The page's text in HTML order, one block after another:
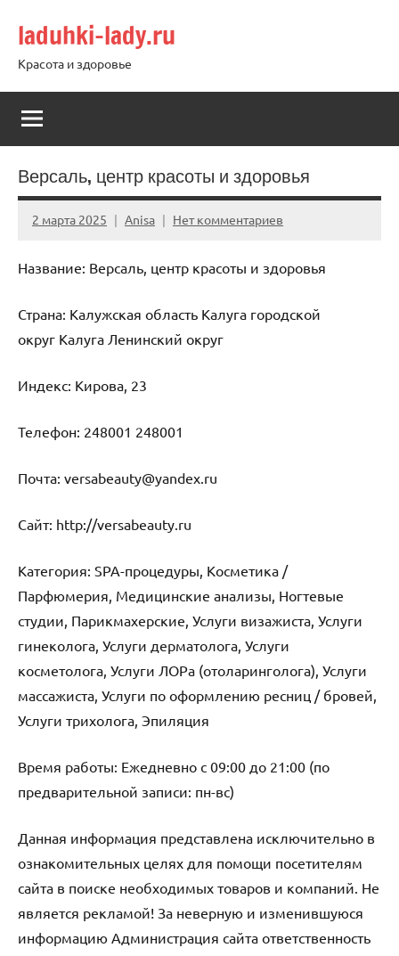
содержимому
laduhki-lady.ru
Красота и здоровье
Версаль, центр красоты и здоровья
2 марта 2025 Anisa Нет комментариев
Название: Версаль, центр красоты и здоровья
Страна: Калужская область Калуга городской
округ Калуга Ленинский округ
Индекс: Кирова, 23
Телефон: 248001 248001
Почта: versabeauty@yandex.ru
Cайт: http://versabeauty.ru
Категория: SPA-процедуры, Косметика /
Парфюмерия, Медицинские анализы, Ногтевые
студии, Парикмахерские, Услуги визажиста, Услуги
гинеколога, Услуги дерматолога, Услуги
косметолога, Услуги ЛОРа (отоларинголога), Услуги
массажиста, Услуги по оформлению ресниц / бровей,
Услуги трихолога, Эпиляция
Время работы: Ежедневно с 09:00 до 21:00 (по
предварительной записи: пн-вс)
Данная информация представлена исключительно в
ознакомительных целях для помощи посетителям
сайта в поиске необходимых товаров и компаний. Не
является рекламой! За неверную и изменившуюся
информацию Администрация сайта ответственность